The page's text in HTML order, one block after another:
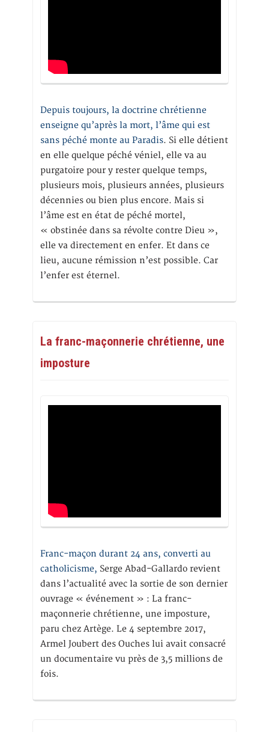
Depuis toujours, la doctrine chrétienne
enseigne qu’après la mort, l’âme qui est
sans péché monte au Paradis. Si elle détient
en elle quelque péché véniel, elle va au
purgatoire pour y rester quelque temps,
plusieurs mois, plusieurs années, plusieurs
décennies ou bien plus encore. Mais si
l’âme est en état de péché mortel,
« obstinée dans sa révolte contre Dieu »,
elle va directement en enfer. Et dans ce
lieu, aucune rémission n’est possible. Car
l’enfer est éternel.
La franc-maçonnerie chrétienne, une
imposture
Franc-maçon durant 24 ans, converti au
catholicisme, Serge Abad-Gallardo revient
dans l’actualité avec la sortie de son dernier
ouvrage « événement » : La franc-
maçonnerie chrétienne, une imposture,
paru chez Artège. Le 4 septembre 2017,
Armel Joubert des Ouches lui avait consacré
un documentaire vu près de 3,5 millions de
fois.